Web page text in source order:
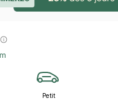
Petit